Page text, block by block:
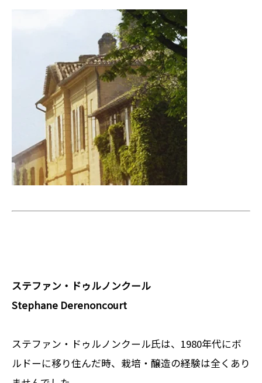
ステファン・ドゥルノンクール
Stephane Derenoncourt
ステファン・ドゥルノンクール氏は、1980年代にボ
ルドーに移り住んだ時、栽培・醸造の経験は全くあり